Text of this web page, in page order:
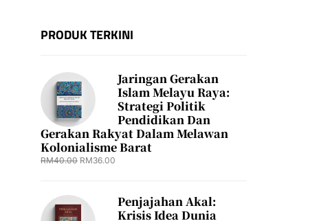
PRODUK TERKINI
Jaringan Gerakan
Islam Melayu Raya:
Strategi Politik
Pendidikan Dan
Gerakan Rakyat Dalam Melawan
Kolonialisme Barat
RM40.00 RM36.00
Penjajahan Akal:
Krisis Idea Dunia